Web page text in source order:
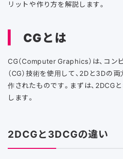
リットや作り方を解説します。
CGとは
CG（Computer Graphics）は、コ
（CG）技術を使用して、2Dと3Dの
作されたものです。まずは、2DCG
します。
2DCGと3DCGの違い